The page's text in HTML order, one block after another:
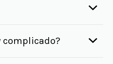
complicado?